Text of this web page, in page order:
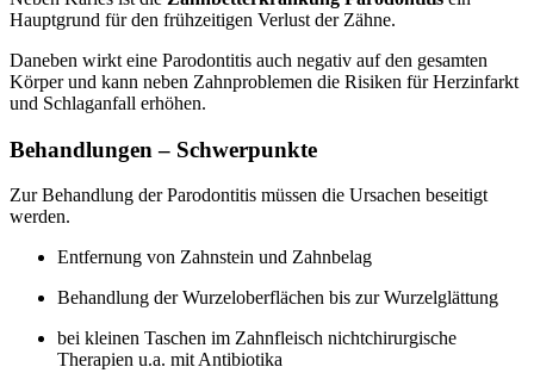
Hauptgrund für den frühzeitigen Verlust der Zähne.
Daneben wirkt eine Parodontitis auch negativ auf den gesamten
Körper und kann neben Zahnproblemen die Risiken für Herzinfarkt
und Schlaganfall erhöhen.
Behandlungen – Schwerpunkte
Zur Behandlung der Parodontitis müssen die Ursachen beseitigt
werden.
Entfernung von Zahnstein und Zahnbelag
Behandlung der Wurzeloberflächen bis zur Wurzelglättung
bei kleinen Taschen im Zahnfleisch nichtchirurgische
Therapien u.a. mit Antibiotika